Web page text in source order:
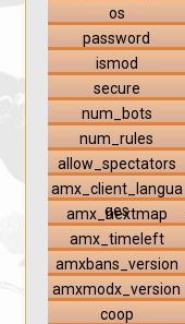
os
password
ismod
secure
num_bots
num_rules
allow_spectators
amx_client_langua
ges
amx_nextmap
amx_timeleft
amxbans_version
amxmodx_version
coop